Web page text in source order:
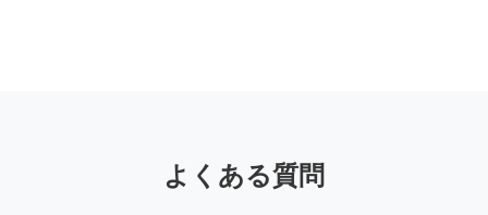
よくある質問